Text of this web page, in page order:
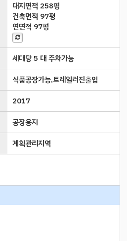
대지면적 258평
건축면적 97평
연면적 97평
세대당 5 대 주차가능
식품공장가능,트레일러진출입
2017
공장용지
계획관리지역